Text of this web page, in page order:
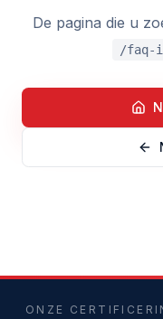
De pagina die u
/faq-
ONZE